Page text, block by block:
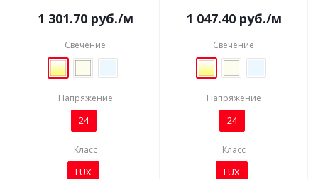
1 301.70руб./м
Свечение
Напряжение
24
Класс
LUX
1 047.40руб./м
Свечение
Напряжение
24
Класс
LUX